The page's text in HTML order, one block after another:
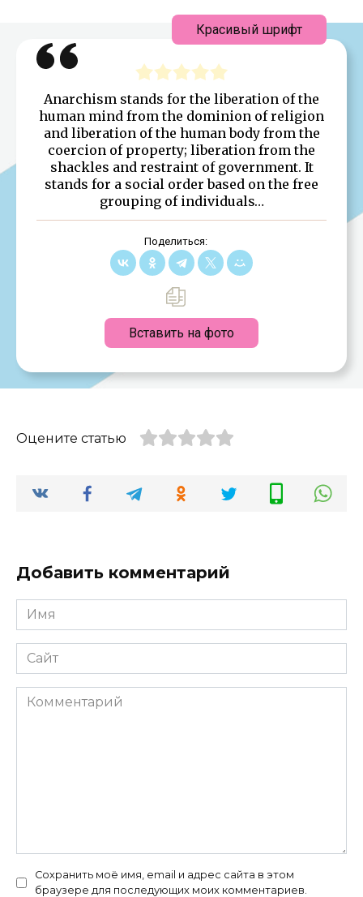
Anarchism stands for the liberation of the
human mind from the dominion of religion
and liberation of the human body from the
coercion of property; liberation from the
shackles and restraint of government. It
stands for a social order based on the free
grouping of individuals…
Поделиться:
Вставить на фото
Красивый шрифт
Оцените статью
Добавить комментарий
Имя
*
Сайт
Комментарий
Сохранить моё имя, email и адрес сайта в этом
браузере для последующих моих комментариев.